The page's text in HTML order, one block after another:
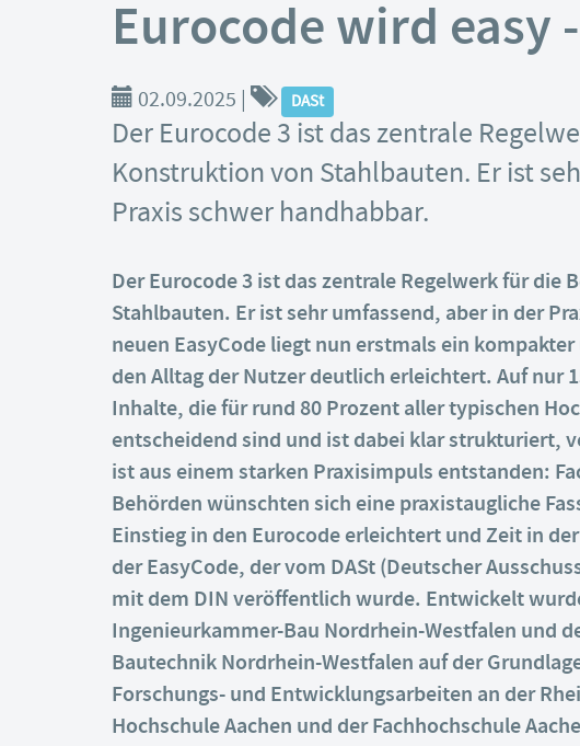
Eurocode wird
02.09.2025 | DASt
Der Eurocode 3 ist das zentrale
Konstruktion von Stahlbauten. Er ist
Praxis schwer handhabbar.
Der Eurocode 3 ist das zentrale Regelwerk für die
Stahlbauten. Er ist sehr umfassend, aber in der
neuen EasyCode liegt nun erstmals ein
den Alltag der Nutzer deutlich erleichtert. Auf nur
Inhalte, die für rund 80 Prozent aller typischen
entscheidend sind und ist dabei klar strukturiert,
ist aus einem starken Praxisimpuls entstanden:
Behörden wünschten sich eine praxistaugliche
Einstieg in den Eurocode erleichtert und Zeit in
der EasyCode, der vom DASt (Deutscher
mit dem DIN veröffentlich wurde. Entwickelt
Ingenieurkammer-Bau Nordrhein-Westfalen und
Bautechnik Nordrhein-Westfalen auf der
Forschungs- und Entwicklungsarbeiten an der
Hochschule Aachen und der Fachhochschule